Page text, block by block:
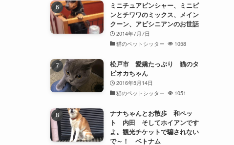
ミニチュアピンシャー、ミニピ
ンとチワワのミックス、メイン
クーン、アビシニアンのお世話
2014年7月7日
猫のペットシッター
1058
松戸市 愛嬌たっぷり 猫のタ
ピオカちゃん
2016年5月14日
猫のペットシッター
1051
ナナちゃんとお散歩 和ペッ
ト 内田 そしてホイアンです
よ。観光チケットで騙されない
で～！ ベトナム